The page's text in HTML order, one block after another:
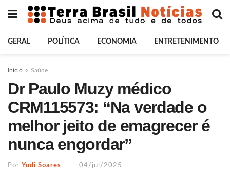
GERAL POLÍTICA ECONOMIA ENTRETENIMENTO
Início Saúde
Dr Paulo Muzy médico
CRM115573: “Na verdade o
melhor jeito de emagrecer é
nunca engordar”
Por Yudi Soares 04/jul/2025